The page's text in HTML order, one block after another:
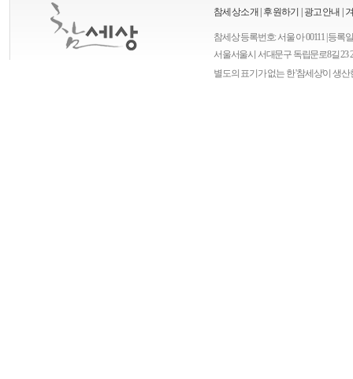
참세상소개 후원하기 광고안내
참세상 등록번호: 서울 아 00111 | 등록
서울서울시 서대문구 독립문로8길 23
별도의 표기가 없는 한 '참세상'이 생